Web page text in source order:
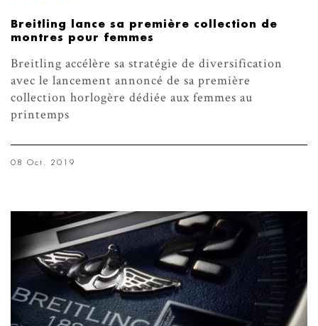
Breitling lance sa première collection de
montres pour femmes
Breitling accélère sa stratégie de diversification
avec le lancement annoncé de sa première
collection horlogère dédiée aux femmes au
printemps
08 Oct. 2019